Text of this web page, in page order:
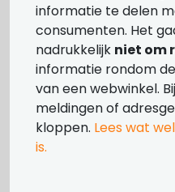
informatie te delen
consumenten. Het
nadrukkelijk niet om
informatie rondom
van een webwinkel.
meldingen of
kloppen. Lees wat
is.